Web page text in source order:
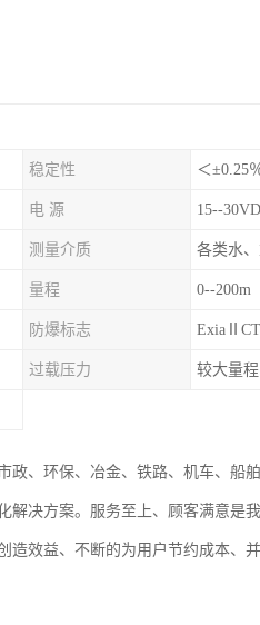
稳定性 ＜±0.25
电 源 15--
测量介质 各类水
量程 0--200m
防爆标志
过载压力 较大量
、环保、冶金、铁路、机车、船
决方案。服务至上、顾客满意是
效益、不断的为用户节约成本、